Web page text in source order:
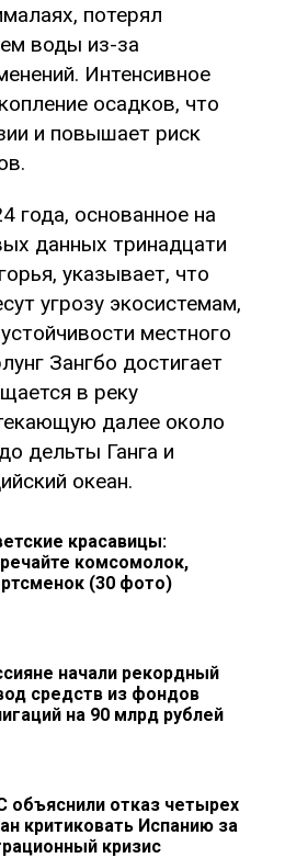
потерял
воды из-за
Интенсивное
осадков, что
и повышает риск
года, основанное на
данных тринадцати
указывает, что
угрозу экосистемам,
местного
Зангбо достигает
в реку
далее около
дельты Ганга и
океан.
красавицы:
комсомолок,
(30 фото)
начали рекордный
средств из фондов
на 90 млрд рублей
объяснили отказ четырех
критиковать Испанию за
кризис